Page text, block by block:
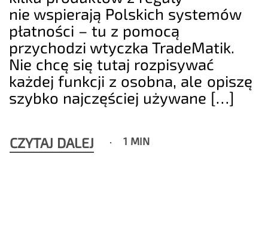
nie wspierają Polskich systemów
płatności – tu z pomocą
przychodzi wtyczka TradeMatik.
Nie chcę się tutaj rozpisywać
każdej funkcji z osobna, ale opiszę
szybko najczęściej używane […]
CZYTAJ DALEJ 1 MIN